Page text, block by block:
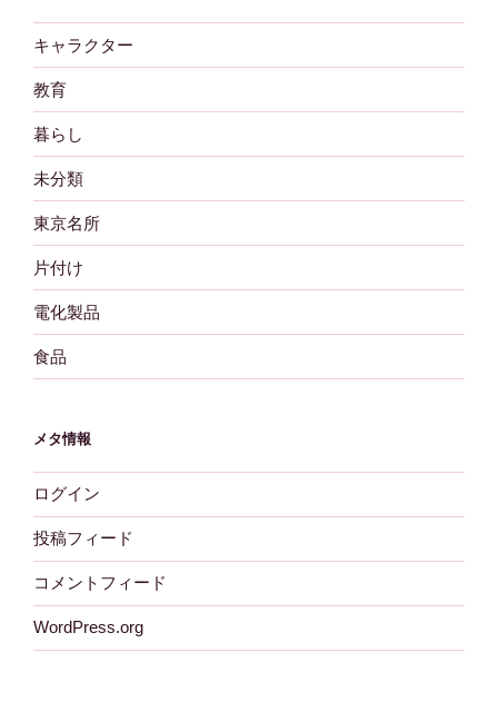
キャラクター
教育
暮らし
未分類
東京名所
片付け
電化製品
食品
メタ情報
ログイン
投稿フィード
コメントフィード
WordPress.org